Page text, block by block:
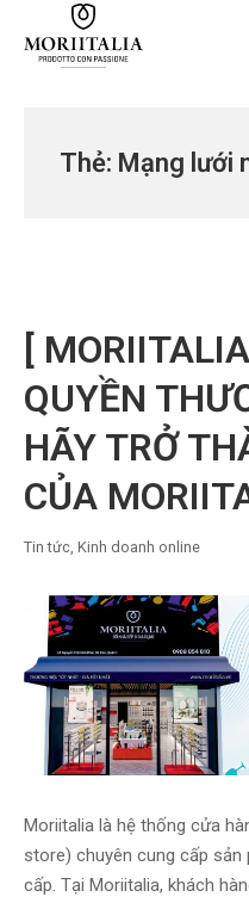
Thẻ: Mạng lưới
[
QUYỀN
HÃY TRỞ
CỦA
Tin tức, Kinh doanh online
Moriitalia là hệ thống cửa
store) chuyên cung cấp
cấp. Tại Moriitalia, khách